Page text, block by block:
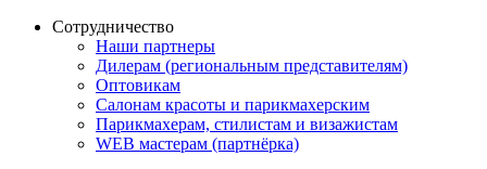
Сотрудничество
Наши партнеры
Дилерам (региональным представителям)
Оптовикам
Салонам красоты и парикмахерским
Парикмахерам, стилистам и визажистам
WEB мастерам (партнёрка)